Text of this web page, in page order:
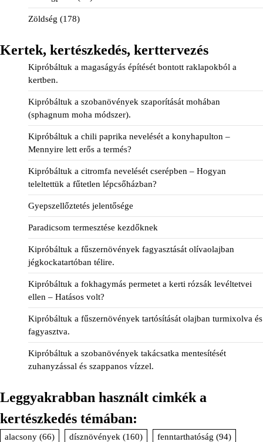
Zöldség (178)
Kertek, kertészkedés, kerttervezés
Kipróbáltuk a magaságyás építését bontott raklapokból a
kertben.
Kipróbáltuk a szobanövények szaporítását mohában
(sphagnum moha módszer).
Kipróbáltuk a chili paprika nevelését a konyhapulton –
Mennyire lett erős a termés?
Kipróbáltuk a citromfa nevelését cserépben – Hogyan
teleltettük a fűtetlen lépcsőházban?
Gyepszellőztetés jelentősége
Paradicsom termesztése kezdőknek
Kipróbáltuk a fűszernövények fagyasztását olívaolajban
jégkockatartóban télire.
Kipróbáltuk a fokhagymás permetet a kerti rózsák levéltetvei
ellen – Hatásos volt?
Kipróbáltuk a fűszernövények tartósítását olajban turmixolva és
fagyasztva.
Kipróbáltuk a szobanövények takácsatka mentesítését
zuhanyzással és szappanos vízzel.
Leggyakrabban használt cimkék a
kertészkedés témában:
alacsony (66) dísznövények (160) fenntarthatóság (94)